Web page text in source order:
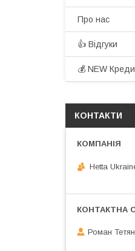
Про нас
👍 Відгуки
💰 NEW
КОНТАКТИ
Hetta
Роман